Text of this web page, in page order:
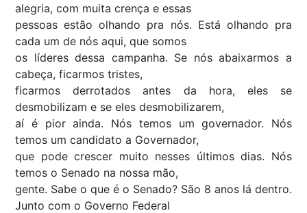
alegria, com muita crença e essas
pessoas estão olhando pra nós. Está olhando pra
cada um de nós aqui, que somos
os líderes dessa campanha. Se nós abaixarmos a
cabeça, ficarmos tristes,
ficarmos derrotados antes da hora, eles se
desmobilizam e se eles desmobilizarem,
aí é pior ainda. Nós temos um governador. Nós
temos um candidato a Governador,
que pode crescer muito nesses últimos dias. Nós
temos o Senado na nossa mão,
gente. Sabe o que é o Senado? São 8 anos lá dentro.
Junto com o Governo Federal